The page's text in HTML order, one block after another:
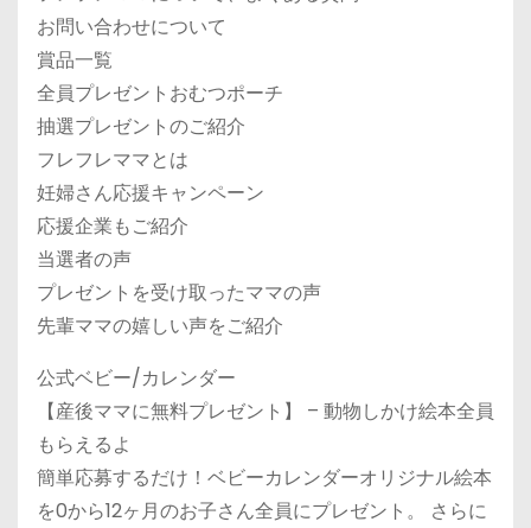
お問い合わせについて
賞品一覧
全員プレゼントおむつポーチ
抽選プレゼントのご紹介
フレフレママとは
妊婦さん応援キャンペーン
応援企業もご紹介
当選者の声
プレゼントを受け取ったママの声
先輩ママの嬉しい声をご紹介
公式ベビー/カレンダー
【産後ママに無料プレゼント】 – 動物しかけ絵本全員
もらえるよ
簡単応募するだけ！ベビーカレンダーオリジナル絵本
を0から12ヶ月のお子さん全員にプレゼント。 さらに